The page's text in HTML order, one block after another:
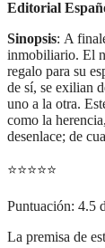
Editorial
Sinopsis: A
inmobiliario. El
regalo para su
de sí, se exilian
uno a la otra.
como la
desenlace; de
⭐⭐⭐⭐⭐
Puntuación: 4.5
La premisa de